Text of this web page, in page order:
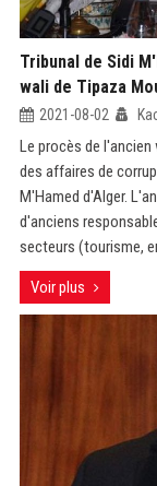
Tribunal de Sidi
wali de Tipaza
2021-08-02
Le procès de l'ancien
des affaires de
M'Hamed d'Alger.
d'anciens
secteurs (tourisme,
Voir plus